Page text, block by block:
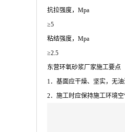
抗拉强度，Mpa
≥5
粘结强度，Mpa
≥2.5
东营环氧砂浆厂家施工要点
1．基面应干燥、坚实，无
2．施工时应保持施工环境空